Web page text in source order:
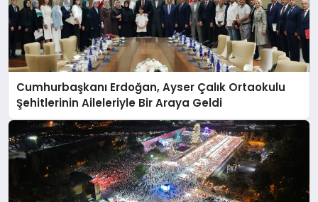
Cumhurbaşkanı Erdoğan, Ayser Çalık Ortaokulu
Şehitlerinin Aileleriyle Bir Araya Geldi